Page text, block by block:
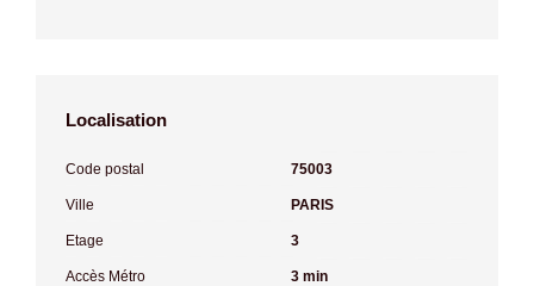
Localisation
Code postal 75003
Ville PARIS
Etage 3
Accès Métro 3 min